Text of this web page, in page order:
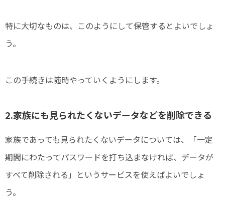
特に大切なものは、このようにして保管するとよいでしょ
う。
この手続きは随時やっていくようにします。
2.家族にも見られたくないデータなどを削除できる
家族であっても見られたくないデータについては、「一定
期間にわたってパスワードを打ち込まなければ、データが
すべて削除される」というサービスを使えばよいでしょ
う。